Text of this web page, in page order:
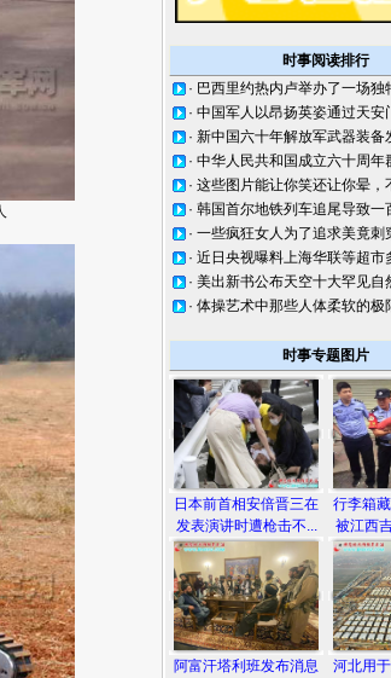
时事阅读排行
· 巴西里约热内卢举办了一场独
· 中国军人以昂扬英姿通过天安
· 新中国六十年解放军武器装备
· 中华人民共和国成立六十周年
· 这些图片能让你笑还让你晕，
· 韩国首尔地铁列车追尾导致一
· 一些疯狂女人为了追求美竟刺
· 近日央视曝料上海华联等超市
· 美出新书公布天空十大罕见自
· 体操艺术中那些人体柔软的极
时事专题图片
日本前首相安倍晋三在
发表演讲时遭枪击不...
阿富汗塔利班发布消息
行李箱
被江西
河北用